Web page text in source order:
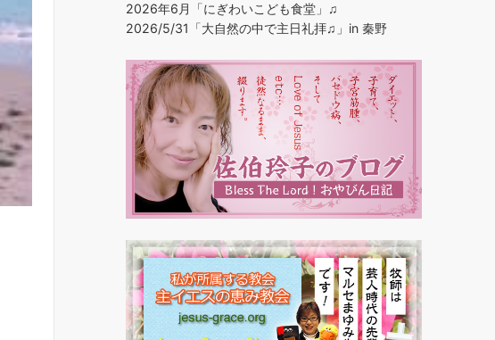
2026年6月「にぎわいこども食堂」♫
2026/5/31「大自然の中で主日礼拝♫」in 秦野